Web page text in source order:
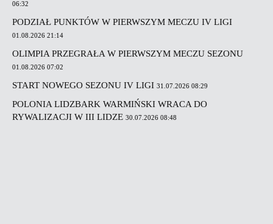
06:32
PODZIAŁ PUNKTÓW W PIERWSZYM MECZU IV LIGI
01.08.2026 21:14
OLIMPIA PRZEGRAŁA W PIERWSZYM MECZU SEZONU
01.08.2026 07:02
START NOWEGO SEZONU IV LIGI 31.07.2026 08:29
POLONIA LIDZBARK WARMIŃSKI WRACA DO
RYWALIZACJI W III LIDZE 30.07.2026 08:48